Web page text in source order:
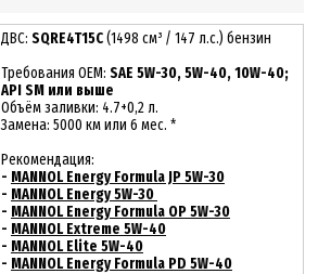
ДВС: SQRE4T15C(1498 см³ / 147 л.с.) бензин
Требования ОЕМ: SAE 5W-30, 5W-40, 10W-40;
API SM или выше
Объём заливки: 4.7+0,2 л.
Замена: 5000 км или 6 мес. *
Рекомендация:
- MANNOL Energy Formula JP 5W-30
- MANNOL Energy 5W-30
- MANNOL Energy Formula OP 5W-30
- MANNOL Extreme 5W-40
- MANNOL Elite 5W-40
- MANNOL Energy Formula PD 5W-40